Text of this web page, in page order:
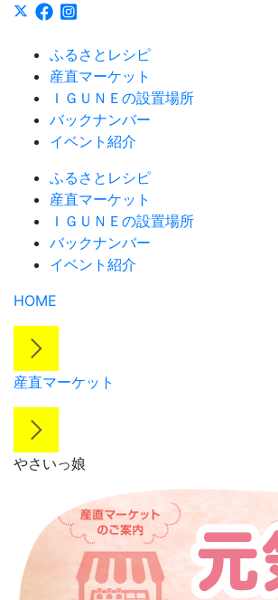
ふるさとレシピ
産直マーケット
ＩＧＵＮＥの設置場所
バックナンバー
イベント紹介
ふるさとレシピ
産直マーケット
ＩＧＵＮＥの設置場所
バックナンバー
イベント紹介
HOME
産直マーケット
やさいっ娘